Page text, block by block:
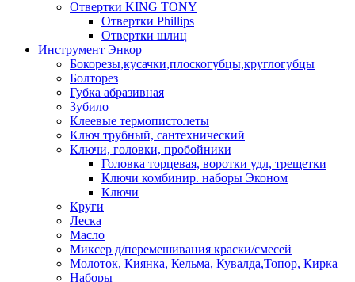
Отвертки KING TONY
Отвертки Phillips
Отвертки шлиц
Инструмент Энкор
Бокорезы,кусачки,плоскогубцы,круглогубцы
Болторез
Губка абразивная
Зубило
Клеевые термопистолеты
Ключ трубный, сантехнический
Ключи, головки, пробойники
Головка торцевая, воротки удл, трещетки
Ключи комбинир. наборы Эконом
Ключи
Круги
Леска
Масло
Миксер д/перемешивания краски/смесей
Молоток, Киянка, Кельма, Кувалда,Топор, Кирка
Наборы